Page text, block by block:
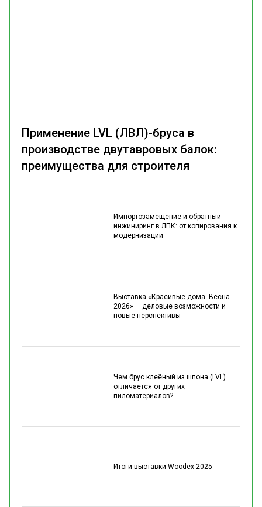
Импортозамещение и обратный
инжиниринг в ЛПК: от копирования к
модернизации
Выставка «Красивые дома. Весна
2026» — деловые возможности и
новые перспективы
Чем брус клеёный из шпона (LVL)
отличается от других
пиломатериалов?
Итоги выставки Woodex 2025
Применение LVL (ЛВЛ)-бруса в
производстве двутавровых балок:
преимущества для строителя